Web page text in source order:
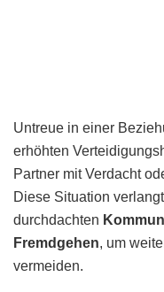
Untreue in einer
erhöhten
Partner mit Verdacht
Diese Situation
durchdachten
Fremdgehen, um
vermeiden.